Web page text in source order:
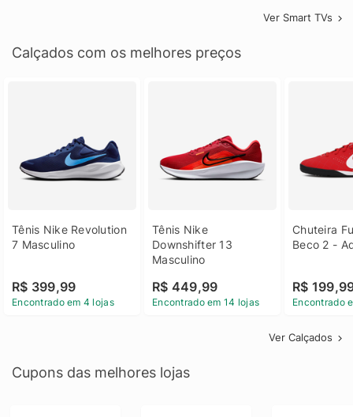
Ver Smart TVs
Calçados com os melhores preços
Tênis Nike Revolution
7 Masculino
R$ 399,99
Encontrado em 4 lojas
Tênis Nike
Downshifter 13
Masculino
R$ 449,99
Encontrado em 14 lojas
Chuteira
Beco 2 -
R$
Encontrado
Ver Calçados
Cupons das melhores lojas